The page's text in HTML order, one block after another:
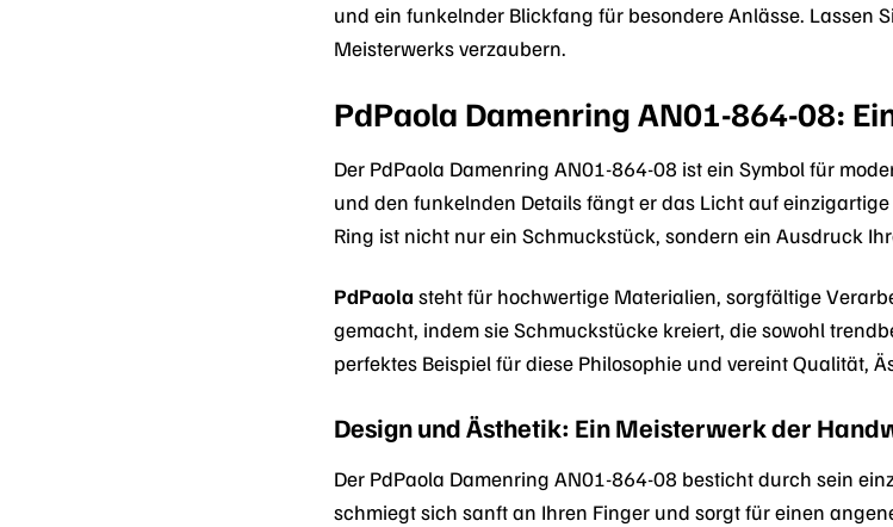
und ein funkelnder Blickfang für besondere Anlässe. Lassen
Meisterwerks verzaubern.
PdPaola Damenring AN01-864-08:
Der PdPaola Damenring AN01-864-08 ist ein Symbol für
und den funkelnden Details fängt er das Licht auf
Ring ist nicht nur ein Schmuckstück, sondern ein Ausdruck
PdPaola steht für hochwertige Materialien, sorgfältige
gemacht, indem sie Schmuckstücke kreiert, die sowohl
perfektes Beispiel für diese Philosophie und vereint Qualität,
Design und Ästhetik: Ein Meisterwerk der
Der PdPaola Damenring AN01-864-08 besticht durch sein
schmiegt sich sanft an Ihren Finger und sorgt für einen